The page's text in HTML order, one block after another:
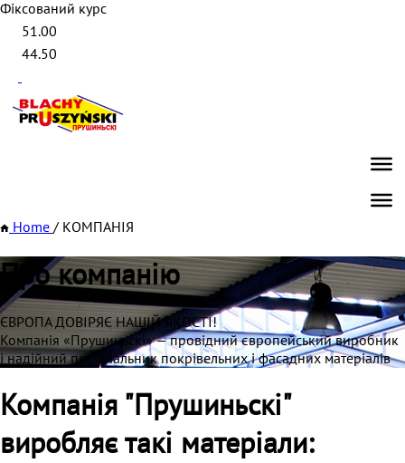
Фіксований курс
51.00
44.50
Home / КОМПАНІЯ
Про компанію
ЄВРОПА ДОВІРЯЄ НАШІЙ ЯКОСТІ!
Компанія «Прушиньскі» — провідний європейський виробник
і надійний постачальник покрівельних і фасадних матеріалів
Компанія "Прушиньскі"
виробляє такі матеріали: